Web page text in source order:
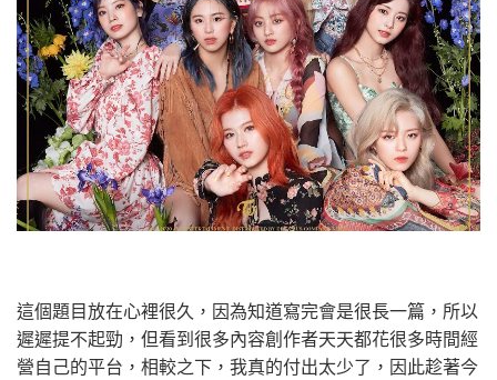
這個題目放在心裡很久，因為知道寫完會是很長一篇，所以
遲遲提不起勁，但看到很多內容創作者天天都花很多時間經
營自己的平台，相較之下，我真的付出太少了，因此趁著今